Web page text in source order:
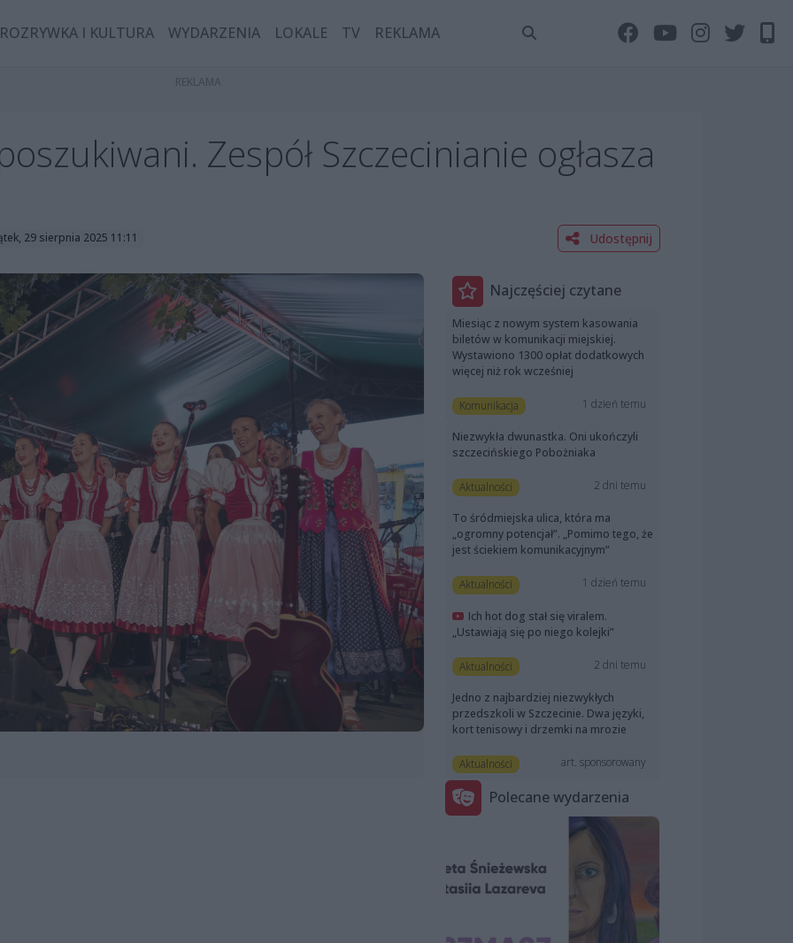
ROZRYWKA I KULTURA WYDARZENIA LOKALE TV REKLAMA
Zespół Szczecinianie ogłasza
29 sierpnia 2025 11:11 Udostępnij
Najczęściej czytane
Miesiąc z nowym system kasowania
biletów w komunikacji miejskiej.
Wystawiono 1300 opłat dodatkowych
więcej niż rok wcześniej
Komunikacja 1 dzień temu
Niezwykła dwunastka. Oni ukończyli
szczecińskiego Pobożniaka
Aktualności 2 dni temu
To śródmiejska ulica, która ma
„ogromny potencjał”. „Pomimo tego, że
jest ściekiem komunikacyjnym”
Aktualności 1 dzień temu
Ich hot dog stał się viralem.
„Ustawiają się po niego kolejki”
Aktualności 2 dni temu
Jedno z najbardziej niezwykłych
przedszkoli w Szczecinie. Dwa języki,
kort tenisowy i drzemki na mrozie
Aktualności art. sponsorowany
Polecane wydarzenia